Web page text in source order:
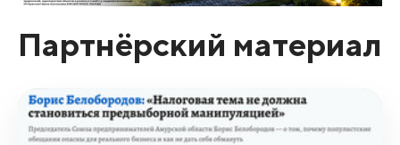
Партнёрский материал